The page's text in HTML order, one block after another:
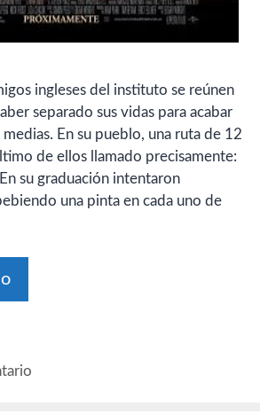
ingleses del instituto se reúnen
separado sus vidas para acabar
En su pueblo, una ruta de 12
de ellos llamado precisamente:
su graduación intentaron
una pinta en cada uno de